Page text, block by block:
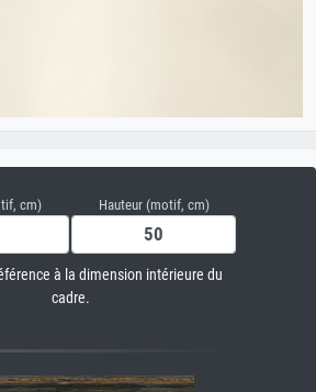
cm) Hauteur (motif, cm)
à la dimension intérieure du
cadre.